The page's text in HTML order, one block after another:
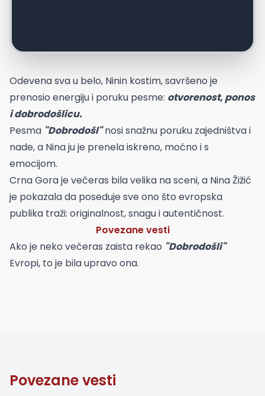
Odevena sva u belo, Ninin kostim, savršeno je
prenosio energiju i poruku pesme: otvorenost, ponos
i dobrodošlicu.
Pesma "Dobrodošl"nosi snažnu poruku zajedništva i
nade, a Nina ju je prenela iskreno, moćno i s
emocijom.
Crna Gora je večeras bila velika na sceni, a Nina Žižić
je pokazala da poseduje sve ono što evropska
publika traži: originalnost, snagu i autentičnost.
Povezane vesti
Ako je neko večeras zaista rekao "Dobrodošli"
Evropi, to je bila upravo ona.
Povezane vesti